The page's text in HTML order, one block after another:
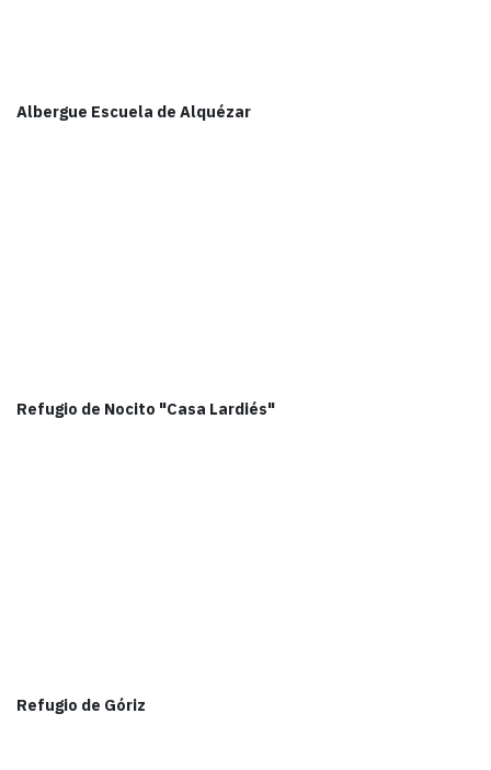
Albergue Escuela de Alquézar
Refugio de Nocito "Casa Lardiés"
Refugio de Góriz